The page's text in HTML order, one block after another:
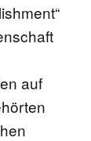
auf